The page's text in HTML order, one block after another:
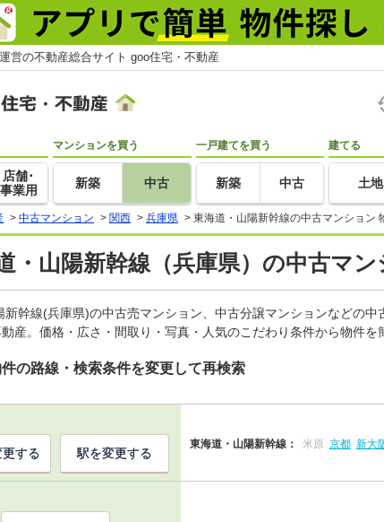
営の不動産総合サイト goo住宅・不動産
店舗･
事業用
マンションを買う
新築 中古
一戸建てを買う
新築 中古
建てる
土地
> 中古マンション > 関西 > 兵庫県 > 東海道・山陽新幹線の中古マンション
・山陽新幹線（兵庫県）の中古マ
新幹線(兵庫県)の中古売マンション、中古分譲マンションなどの
産。価格・広さ・間取り・写真・人気のこだわり条件から物件
の路線・検索条件を変更して再検索
東海道・山陽新幹線： 米原 京都 新大
する 駅を変更する